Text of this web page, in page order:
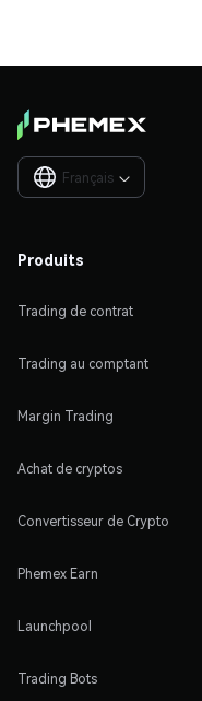
Français 
Produits
Trading de contrat
Trading au comptant
Margin Trading
Achat de cryptos
Convertisseur de Crypto
Phemex Earn
Launchpool
Trading Bots